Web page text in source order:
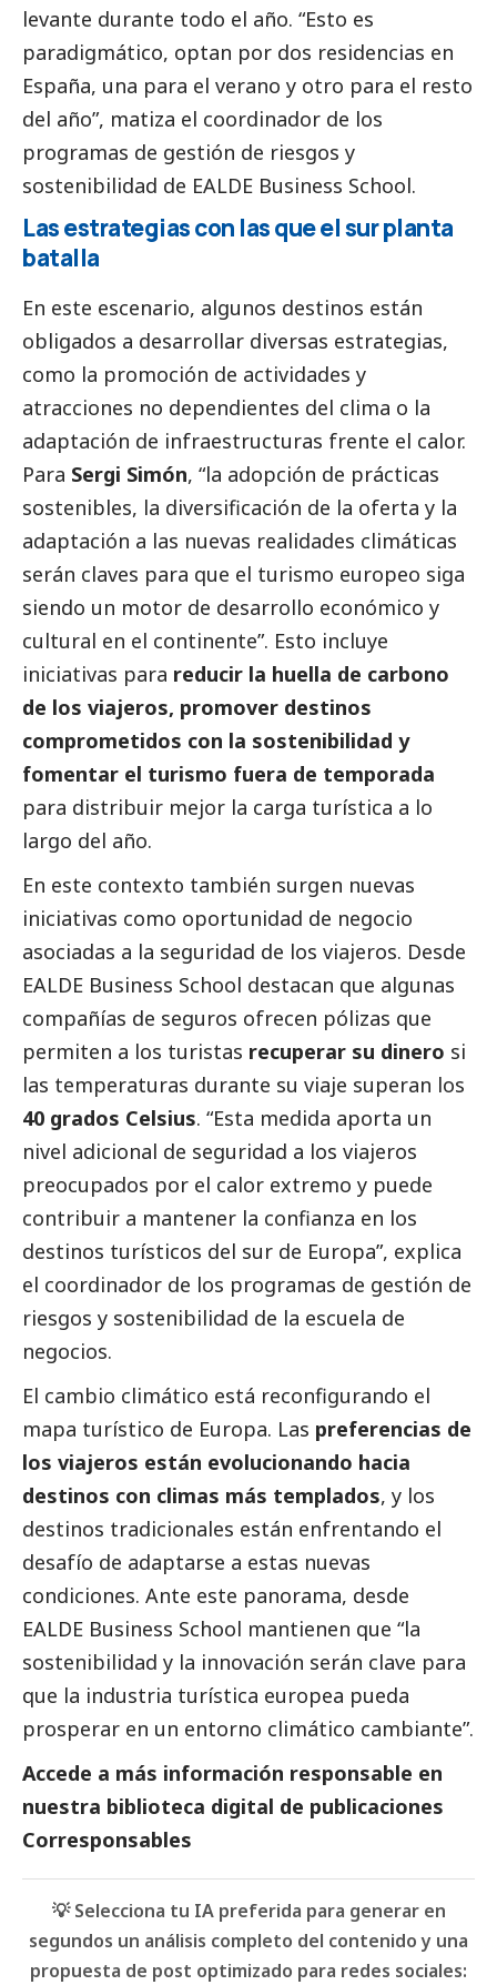
levante durante todo el año. “Esto es
paradigmático, optan por dos residencias en
España, una para el verano y otro para el resto
del año”, matiza el coordinador de los
programas de gestión de riesgos y
sostenibilidad de EALDE Business School.
Las estrategias con las que el sur planta
batalla
En este escenario, algunos destinos están
obligados a desarrollar diversas estrategias,
como la promoción de actividades y
atracciones no dependientes del clima o la
adaptación de infraestructuras frente el calor.
Para Sergi Simón, “la adopción de prácticas
sostenibles, la diversificación de la oferta y la
adaptación a las nuevas realidades climáticas
serán claves para que el turismo europeo siga
siendo un motor de desarrollo económico y
cultural en el continente”. Esto incluye
iniciativas para reducir la huella de carbono
de los viajeros, promover destinos
comprometidos con la sostenibilidad y
fomentar el turismo fuera de temporada
para distribuir mejor la carga turística a lo
largo del año.
En este contexto también surgen nuevas
iniciativas como oportunidad de negocio
asociadas a la seguridad de los viajeros. Desde
EALDE Business School destacan que algunas
compañías de seguros ofrecen pólizas que
permiten a los turistas recuperar su dinero si
las temperaturas durante su viaje superan los
40 grados Celsius. “Esta medida aporta un
nivel adicional de seguridad a los viajeros
preocupados por el calor extremo y puede
contribuir a mantener la confianza en los
destinos turísticos del sur de Europa”, explica
el coordinador de los programas de gestión de
riesgos y sostenibilidad de la escuela de
negocios.
El cambio climático está reconfigurando el
mapa turístico de Europa. Las preferencias de
los viajeros están evolucionando hacia
destinos con climas más templados, y los
destinos tradicionales están enfrentando el
desafío de adaptarse a estas nuevas
condiciones. Ante este panorama, desde
EALDE Business School mantienen que “la
sostenibilidad y la innovación serán clave para
que la industria turística europea pueda
prosperar en un entorno climático cambiante”.
Accede a más información responsable en
nuestra biblioteca digital de publicaciones
Corresponsables
💡 Selecciona tu IA preferida para generar en
segundos un análisis completo del contenido y una
propuesta de post optimizado para redes sociales: